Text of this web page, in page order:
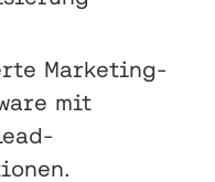
Marketing-
mit